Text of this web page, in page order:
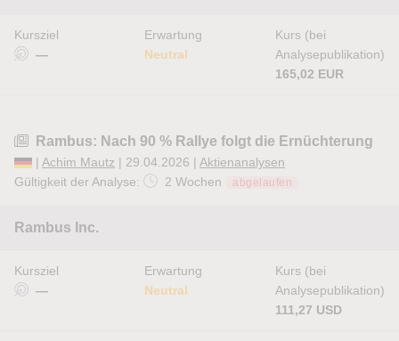
Kursziel
—
Erwartung
Neutral
Kurs (bei
Analysepublikation)
165,02 EUR
Rambus: Nach 90 % Rallye folgt die Ernüchterung
| Achim Mautz | 29.04.2026 | Aktienanalysen
Gültigkeit der Analyse:
2 Wochen abgelaufen
Rambus Inc.
Kursziel
—
Erwartung
Neutral
Kurs (bei
Analysepublikation)
111,27 USD